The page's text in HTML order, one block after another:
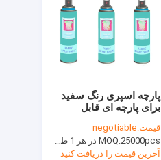
پارچه اسپری رنگ سفید
برای پارچه ای قابل
Can
قیمت:negotiable
MOQ:25000pcs در هر 1 طراحی نام تجاری OEM، 1200pcs / color
آخرین قیمت را دریافت کنید